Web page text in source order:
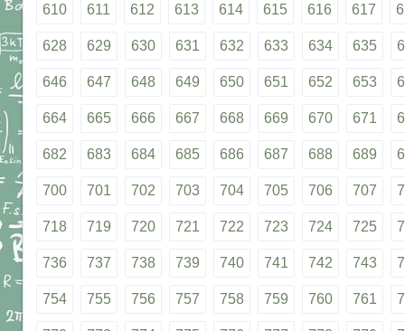
610 611 612 613 614 615 616 617
628 629 630 631 632 633 634 635
646 647 648 649 650 651 652 653
664 665 666 667 668 669 670 671
682 683 684 685 686 687 688 689
700 701 702 703 704 705 706 707
718 719 720 721 722 723 724 725
736 737 738 739 740 741 742 743
754 755 756 757 758 759 760 761